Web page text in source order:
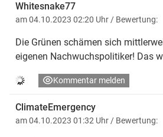
Whitesnake77
am 04.10.2023 02:20 Uhr/ Bewertung:
Die Grünen schämen sich
eigenen Nachwuchspolitiker! Das
Kommentar melden
ClimateEmergency
am 04.10.2023 01:32 Uhr/ Bewertung: